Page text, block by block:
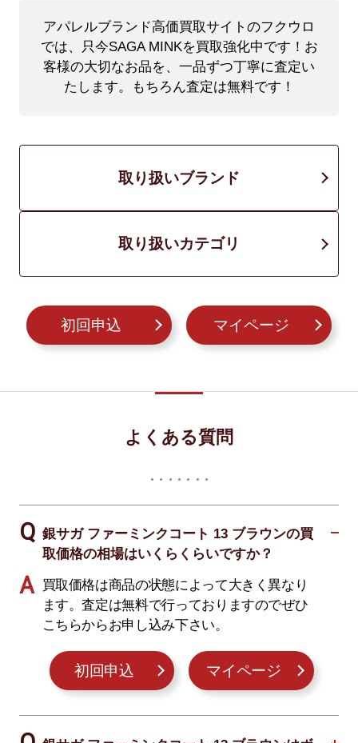
アパレルブランド高価買取サイトのフクウロ
では、只今SAGA MINKを買取強化中です！ お
客様の大切なお品を、一品ずつ丁寧に査定い
たします。もちろん査定は無料です！
取り扱いブランド
取り扱いカテゴリ
初回申込 マイページ
よくある質問
銀サガ ファーミンクコート 13 ブラウンの買
取価格の相場はいくらくらいですか？
買取価格は商品の状態によって大きく異なり
ます。査定は無料で行っておりますのでぜひ
こちらからお申し込み下さい。
初回申込 マイページ